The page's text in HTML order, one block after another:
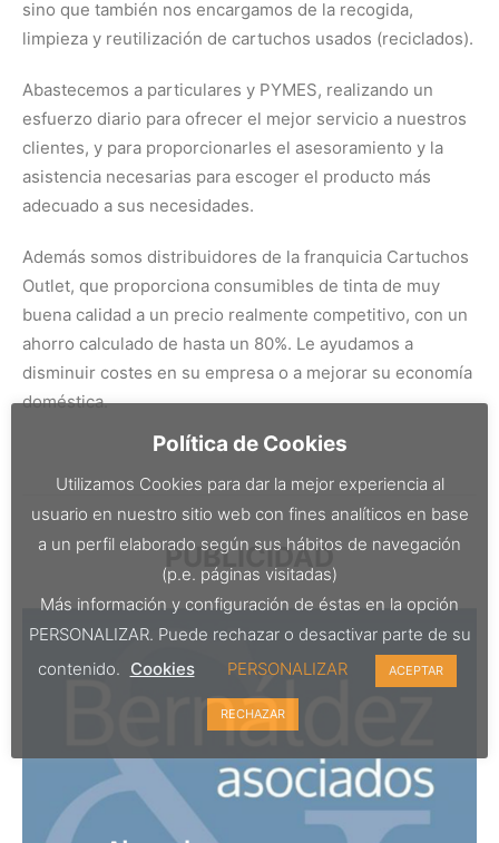
sino que también nos encargamos de la recogida,
limpieza y reutilización de cartuchos usados (reciclados).
Abastecemos a particulares y PYMES, realizando un
esfuerzo diario para ofrecer el mejor servicio a nuestros
clientes, y para proporcionarles el asesoramiento y la
asistencia necesarias para escoger el producto más
adecuado a sus necesidades.
Además somos distribuidores de la franquicia Cartuchos
Outlet, que proporciona consumibles de tinta de muy
buena calidad a un precio realmente competitivo, con un
ahorro calculado de hasta un 80%. Le ayudamos a
disminuir costes en su empresa o a mejorar su economía
doméstica.
PUBLICIDAD
Política de Cookies
Utilizamos Cookies para dar la mejor experiencia al
usuario en nuestro sitio web con fines analíticos en base
a un perfil elaborado según sus hábitos de navegación
(p.e. páginas visitadas)
Más información y configuración de éstas en la opción
PERSONALIZAR. Puede rechazar o desactivar parte de su
contenido. Cookies PERSONALIZAR ACEPTAR
RECHAZAR